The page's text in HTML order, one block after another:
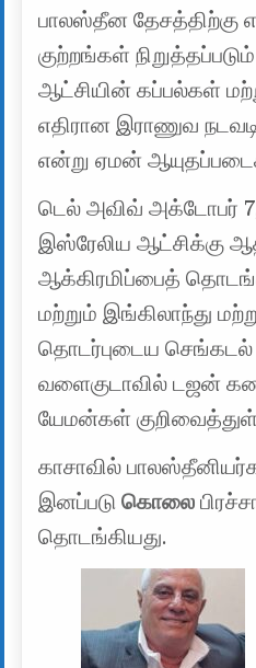
பாலஸ்தீன தேசத்திற்கு
குற்றங்கள்
ஆட்சியின் கப்பல்கள்
எதிரான இராணுவ
என்று ஏமன்
டெல் அவிவ் அக்டோபர்
இஸ்ரேலிய ஆட்சிக்கு
ஆக்கிரமிப்பைத்
மற்றும் இங்கிலாந்து
தொடர்புடைய செங்கடல்
வளைகுடாவில் டஜன்
யேமன்கள்
காசாவில்
இனப்படுகொலை
தொடங்கியது.